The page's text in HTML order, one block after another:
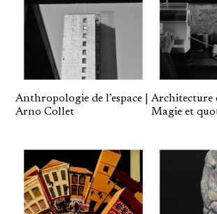
Anthropologie de l’espace |
Arno Collet
Architecture
Magie et